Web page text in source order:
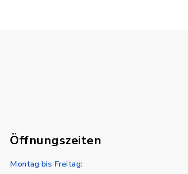
Öffnungszeiten
Montag bis Freitag: